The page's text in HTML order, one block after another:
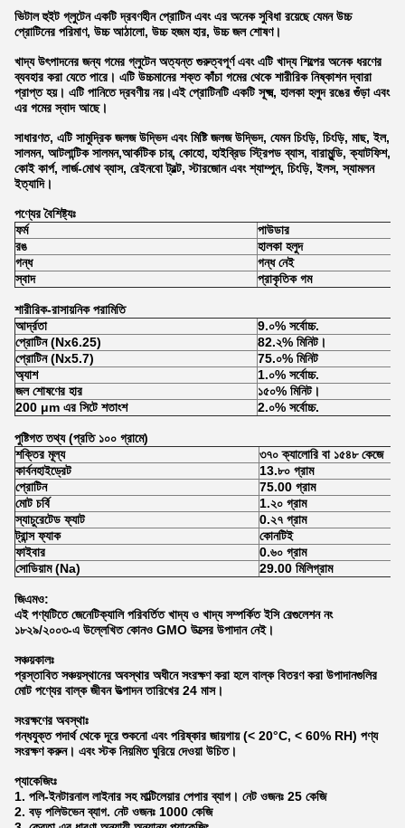
ভিটাল হুইট গ্লুটেন একটি দ্রবণহীন প্রোটিন এবং এর অনেক সুবিধা রয়েছে যেমন উচ্চ
প্রোটিনের পরিমাণ, উচ্চ আঠালো, উচ্চ হজম হার, উচ্চ জল শোষণ।
খাদ্য উৎপাদনের জন্য গমের গ্লুটেন অত্যন্ত গুরুত্বপূর্ণ এবং এটি খাদ্য শিল্পের অনেক ধরণের
ব্যবহার করা যেতে পারে। এটি উচ্চমানের শক্ত কাঁচা গমের থেকে শারীরিক নিষ্কাশন দ্বারা
প্রাপ্ত হয়। এটি পানিতে দ্রবণীয় নয়।এই প্রোটিনটি একটি সূক্ষ্ম, হালকা হলুদ রঙের গুঁড়া এবং
এর গমের স্বাদ আছে।
সাধারণত, এটি সামুদ্রিক জলজ উদ্ভিদ এবং মিষ্টি জলজ উদ্ভিদ, যেমন চিংড়ি, চিংড়ি, মাছ, ইল,
সালমন, আটলান্টিক সালমন,আর্কটিক চার্, কোহো, হাইব্রিড স্ট্রিপড ব্যাস, বারামুন্ডি, ক্যাটফিশ,
কোই কার্প, লার্জ-মোথ ব্যাস, রেইনবো ট্রল্ট, স্টারজোন এবং শ্যাম্পুন, চিংড়ি, ইলস, স্যামলন
ইত্যাদি।
পণ্যের বৈশিষ্ট্যঃ
ফর্ম
পাউডার
রঙ
হালকা হলুদ
গন্ধ
গন্ধ নেই
স্বাদ
প্রাকৃতিক গম
শারীরিক-রাসায়নিক পরামিতি
আর্দ্রতা
9.০% সর্বোচ্চ.
প্রোটিন (Nx6.25)
82.২% মিনিট।
প্রোটিন (Nx5.7)
75.০% মিনিট
অ্যাশ
1.০% সর্বোচ্চ.
জল শোষণের হার
১৫০% মিনিট।
200 μm এর সিটে শতাংশ
2.০% সর্বোচ্চ.
পুষ্টিগত তথ্য (প্রতি ১০০ গ্রামে)
শক্তির মূল্য
৩৭০ ক্যালোরি বা ১৫৪৮ কেজে
কার্বনহাইড্রেট
13.৮০ গ্রাম
প্রোটিন
75.00 গ্রাম
মোট চর্বি
1.২০ গ্রাম
স্যাচুরেটেড ফ্যাট
0.২৭ গ্রাম
ট্রান্স ফ্যাক
কোনটিই
ফাইবার
0.৬০ গ্রাম
সোডিয়াম (Na)
29.00 মিলিগ্রাম
জিএমও:
এই পণ্যটিতে জেনেটিক্যালি পরিবর্তিত খাদ্য ও খাদ্য সম্পর্কিত ইসি রেগুলেশন নং
১৮২৯/২০০৩-এ উল্লেখিত কোনও GMO উত্সের উপাদান নেই।
সঞ্চয়কালঃ
প্রস্তাবিত সঞ্চয়স্থানের অবস্থার অধীনে সংরক্ষণ করা হলে বাল্ক বিতরণ করা উপাদানগুলির
মোট পণ্যের বাল্ক জীবন উত্পাদন তারিখের 24 মাস।
সংরক্ষণের অবস্থাঃ
গন্ধযুক্ত পদার্থ থেকে দূরে শুকনো এবং পরিষ্কার জায়গায় (< 20°C, < 60% RH) পণ্য
সংরক্ষণ করুন। এবং স্টক নিয়মিত ঘুরিয়ে দেওয়া উচিত।
প্যাকেজিংঃ
1. পলি-ইনটারনাল লাইনার সহ মাল্টিলেয়ার পেপার ব্যাগ। নেট ওজনঃ 25 কেজি
2. বড় পলিউভেন ব্যাগ. নেট ওজনঃ 1000 কেজি